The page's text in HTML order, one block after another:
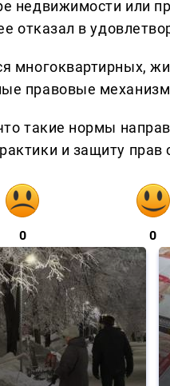
недвижимости или
отказал в
многоквартирных,
правовые
такие нормы
и защиту прав
0 0